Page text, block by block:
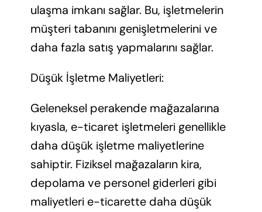
ulaşma imkanı sağlar. Bu, işletmelerin
müşteri tabanını genişletmelerini ve
daha fazla satış yapmalarını sağlar.
Düşük İşletme Maliyetleri:
Geleneksel perakende mağazalarına
kıyasla, e-ticaret işletmeleri genellikle
daha düşük işletme maliyetlerine
sahiptir. Fiziksel mağazaların kira,
depolama ve personel giderleri gibi
maliyetleri e-ticarette daha düşük